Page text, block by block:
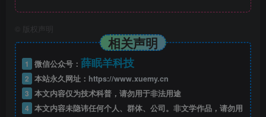
版权声明
相关声明
1 微信公众号： 薛眠羊科技
2 本站永久网址： https://www.xuemy.cn
3 本文内容仅为技术科普，请勿用于非法用途
4 本文内容未隐讳任何个人、群体、公司。非文学作品，请勿用